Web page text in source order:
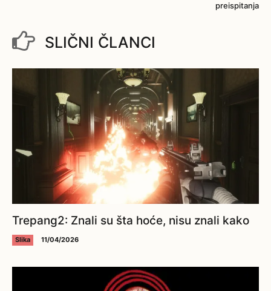
preispitanja
SLIČNI ČLANCI
Trepang2: Znali su šta hoće, nisu znali kako
Slika 11/04/2026